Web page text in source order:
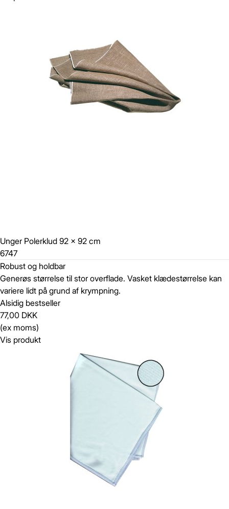
Unger Polerklud 92 x 92 cm
6747
Robust og holdbar
Generøs størrelse til stor overflade. Vasket klædestørrelse kan
variere lidt på grund af krympning.
Alsidig bestseller
77,00 DKK
(ex moms)
Vis produkt